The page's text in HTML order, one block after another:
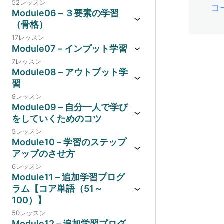
52レッスン
Module06 – ３要素の学習
（骨格）
17レッスン
Module07 – インプット学習
7レッスン
Module08 – アウトプット学
習
9レッスン
Module09 – 自分一人で学び
をしていくためのコツ
5レッスン
Module10 – 学習のステップ
アップのさせ方
6レッスン
Module11 – 追加学習プログ
ラム【コア単語（51～
100）】
50レッスン
コ